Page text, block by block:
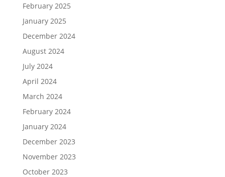
February 2025
January 2025
December 2024
August 2024
July 2024
April 2024
March 2024
February 2024
January 2024
December 2023
November 2023
October 2023